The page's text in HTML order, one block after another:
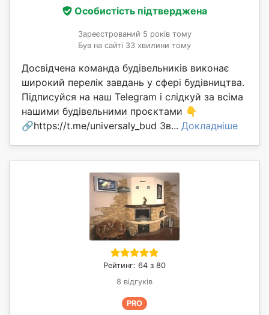
Особистість підтверджена
Зареєстрований 5 років тому
Був на сайті 33 хвилини тому
Досвідчена команда будівельників виконає
широкий перелік завдань у сфері будівництва.
Підписуйся на наш Telegram і слідкуй за всіма
нашими будівельними проєктами 👇
🔗https://t.me/universaly_bud Зв... Докладніше
Рейтинг: 64 з 80
8 відгуків
PRO